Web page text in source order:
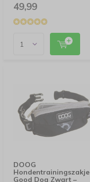
49,99
DOOG
Hondentrainingszakje
Good Dog Zwart –